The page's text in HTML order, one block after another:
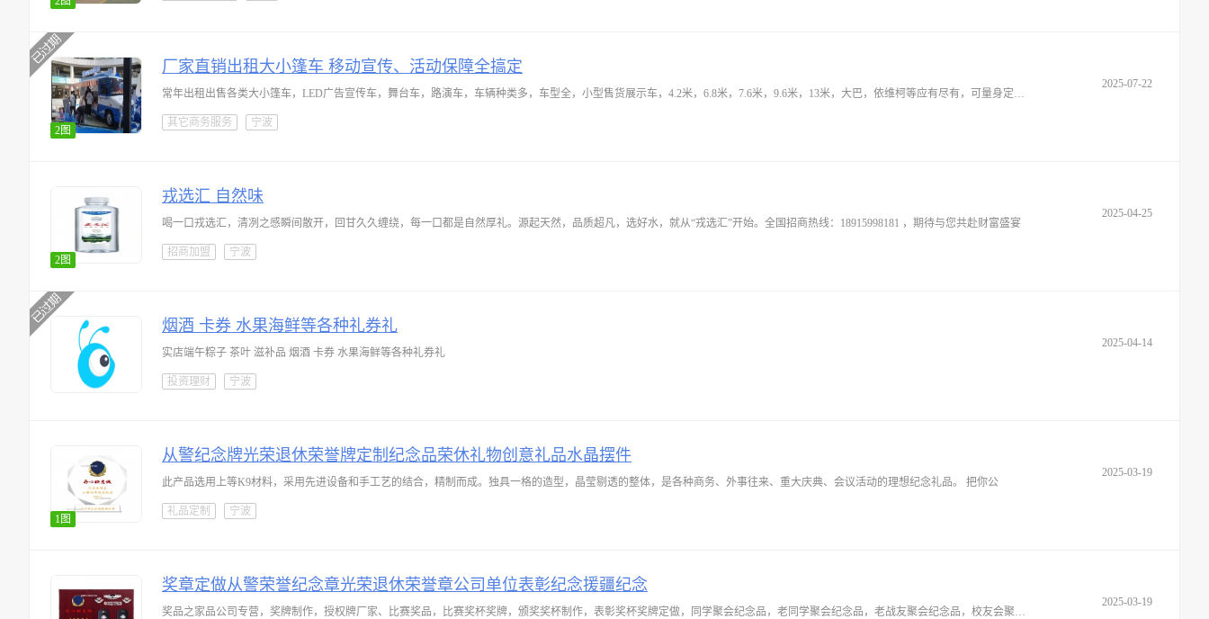
2图
2025-07-22
厂家直销出租大小篷车 移动宣传、活动保障全搞定
常年出租出售各类大小篷车，LED广告宣传车，舞台车，路演车，车辆种类多，车型全，小型售货展示车，4.2米，6.8米，7.6米，9.6米，13米，大巴，依维柯等应有尽有，可量身定制，可自带发电机，全新P
其它商务服务 宁波
2图
2025-04-25
戎选汇 自然味
喝一口戎选汇，清冽之感瞬间散开，回甘久久缠绕，每一口都是自然厚礼。源起天然，品质超凡，选好水，就从“戎选汇”开始。全国招商热线：18915998181 ，期待与您共赴财富盛宴
招商加盟 宁波
2025-04-14
烟酒 卡券 水果海鲜等各种礼券礼
实店端午粽子 茶叶 滋补品 烟酒 卡券 水果海鲜等各种礼券礼
投资理财 宁波
1图
2025-03-19
从警纪念牌光荣退休荣誉牌定制纪念品荣休礼物创意礼品水晶摆件
此产品选用上等K9材料，采用先进设备和手工艺的结合，精制而成。独具一格的造型，晶莹剔透的整体，是各种商务、外事往来、重大庆典、会议活动的理想纪念礼品。 把你公
礼品定制 宁波
2025-03-19
奖章定做从警荣誉纪念章光荣退休荣誉章公司单位表彰纪念援疆纪念
奖品之家品公司专营，奖牌制作，授权牌厂家、比赛奖品，比赛奖杯奖牌，颁奖奖杯制作，表彰奖杯奖牌定做，同学聚会纪念品，老同学聚会纪念品，老战友聚会纪念品，校友会聚会纪念品，校